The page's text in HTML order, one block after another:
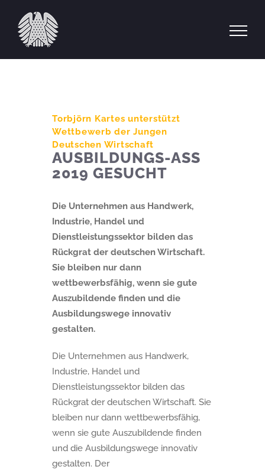
Inhalt
springen
Torbjörn Kartes unterstützt
Wettbewerb der Jungen
Deutschen Wirtschaft
AUSBILDUNGS-ASS
2019 GESUCHT
Die Unternehmen aus Handwerk,
Industrie, Handel und
Dienstleistungssektor bilden das
Rückgrat der deutschen Wirtschaft.
Sie bleiben nur dann
wettbewerbsfähig, wenn sie gute
Auszubildende finden und die
Ausbildungswege innovativ
gestalten.
Die Unternehmen aus Handwerk,
Industrie, Handel und
Dienstleistungssektor bilden das
Rückgrat der deutschen Wirtschaft. Sie
bleiben nur dann wettbewerbsfähig,
wenn sie gute Auszubildende finden
und die Ausbildungswege innovativ
gestalten. Der